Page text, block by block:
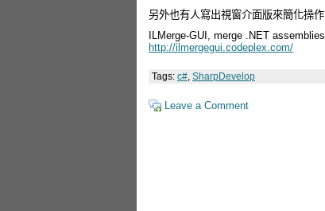
另外也有人寫出視窗介面版來簡化操作
ILMerge-GUI, merge .NET assemblies
http://ilmergegui.codeplex.com/
Tags: c#, SharpDevelop
Leave a Comment